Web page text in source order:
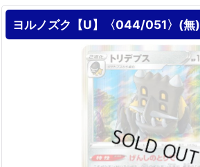
ヨルノズク【U】〈044/051〉(無)